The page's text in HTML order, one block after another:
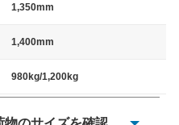
1,350mm
1,400mm
980kg/1,200kg